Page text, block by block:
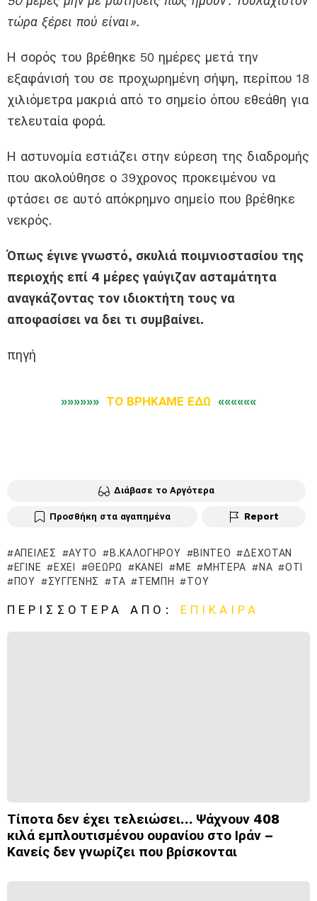
τώρα ξέρει πού είναι».
Η σορός του βρέθηκε 50 ημέρες μετά την
εξαφάνισή του σε προχωρημένη σήψη, περίπου 18
χιλιόμετρα μακριά από το σημείο όπου εθεάθη για
τελευταία φορά.
Η αστυνομία εστιάζει στην εύρεση της διαδρομής
που ακολούθησε ο 39χρονος προκειμένου να
φτάσει σε αυτό απόκρημνο σημείο που βρέθηκε
νεκρός.
Όπως έγινε γνωστό, σκυλιά ποιμνιοστασίου της
περιοχής επί 4 μέρες γαύγιζαν ασταμάτητα
αναγκάζοντας τον ιδιοκτήτη τους να
αποφασίσει να δει τι συμβαίνει.
πηγή
»»»»»» ΤΟ ΒΡΗΚΑΜΕ ΕΔΩ ««««««
Διάβασε το Αργότερα
Προσθήκη στα αγαπημένα Report
ΑΠΕΙΛΈΣ ΑΥΤΌ Β.ΚΑΛΟΓΉΡΟΥ ΒΊΝΤΕΟ
ΔΕΧΌΤΑΝ
ΈΓΙΝΕ
ΈΧΕΙ ΘΕΩΡΏ ΚΆΝΕΙ ΜΕ ΜΗΤΈΡΑ ΝΑ
ΌΤΙ
ΠΟΥ
ΣΥΓΓΕΝΉΣ ΤΑ ΤΈΜΠΗ ΤΟΥ
ΠΕΡΙΣΣΌΤΕΡΑ ΑΠΌ: ΕΠΊΚΑΙΡΑ
Τίποτα δεν έχει τελειώσει… Ψάχνουν 408
κιλά εμπλουτισμένου ουρανίου στο Ιράν –
Κανείς δεν γνωρίζει που βρίσκονται